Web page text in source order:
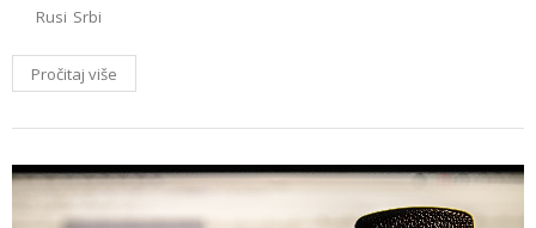
Rusi Srbi
Pročitaj više